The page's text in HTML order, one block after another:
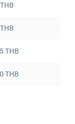
THB
THB
THB
THB